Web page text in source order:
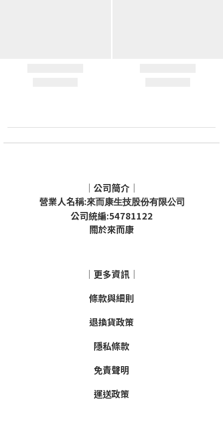
｜公司簡介｜
營業人名稱:來而康生技股份有限公司
公司統編:54781122
關於來而康
｜更多資訊｜
條款與細則
退換貨政策
隱私條款
免責聲明
運送政策